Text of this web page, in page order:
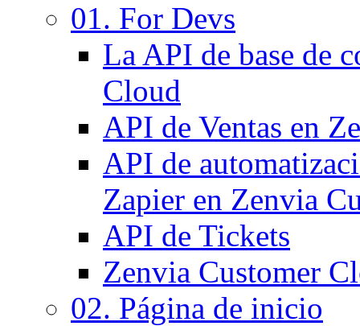
01. For Devs
La API de base de
Cloud
API de Ventas en
API de
Zapier en Zenvia
API de Tickets
Zenvia Customer
02. Página de inicio